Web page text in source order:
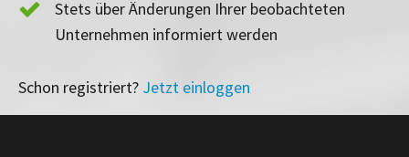
Stets über Änderungen Ihrer beobachteten
Unternehmen informiert werden
Schon registriert? Jetzt einloggen